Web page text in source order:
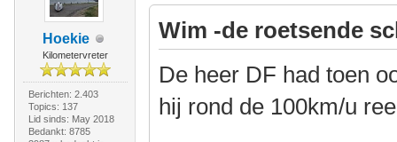
Hoekie
Kilometervreter
Berichten: 2.403
Topics: 137
Lid sinds: May 2018
Bedankt: 8785
Wim -de roetsende
De heer DF had toen
hij rond de 100km/u